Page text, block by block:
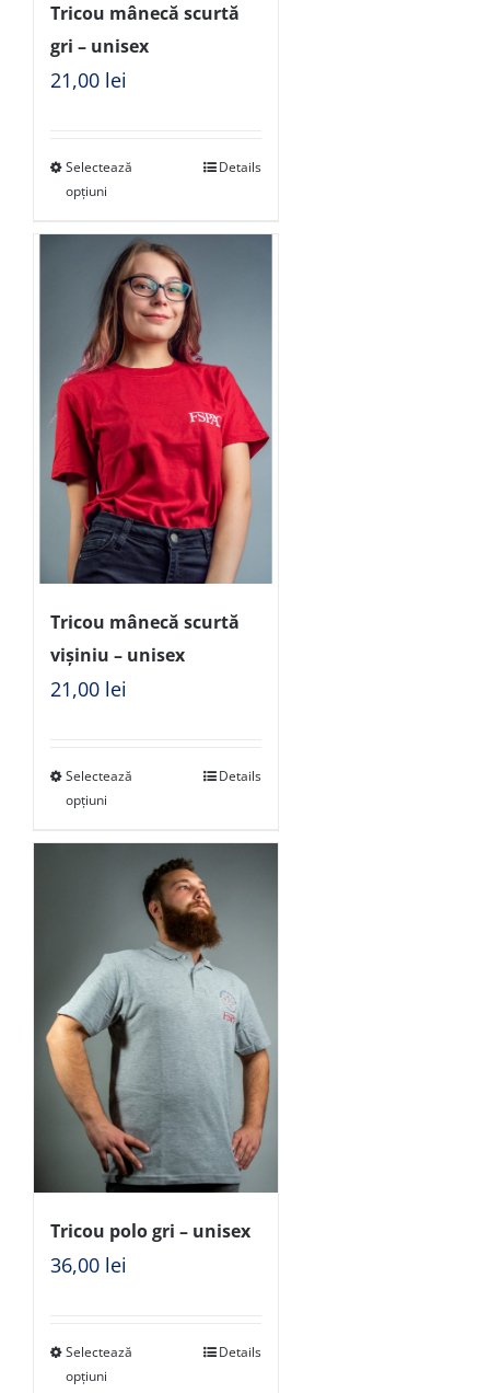
Tricou mânecă scurtă
gri – unisex
21,00 lei
Selectează
opțiuni
Details
Tricou mânecă scurtă
vișiniu – unisex
21,00 lei
Selectează
opțiuni
Details
Tricou polo gri – unisex
36,00 lei
Selectează
opțiuni
Details